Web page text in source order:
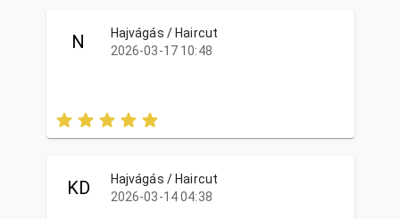
N
Hajvágás / Haircut
2026-03-17 10:48
KD
Hajvágás / Haircut
2026-03-14 04:38